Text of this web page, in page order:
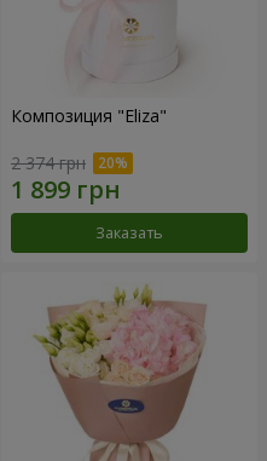
Композиция "Eliza"
2 374 грн
Заказать